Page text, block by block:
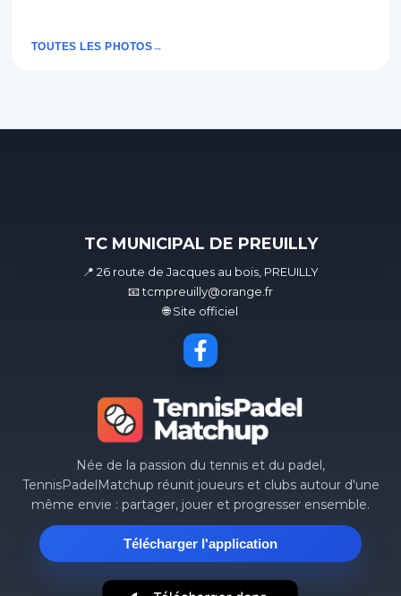
TOUTES LES PHOTOS
TC MUNICIPAL DE PREUILLY
📍 26 route de Jacques au bois, PREUILLY
📧 tcmpreuilly@orange.fr
🌐 Site officiel
Née de la passion du tennis et du padel,
TennisPadelMatchup réunit joueurs et clubs autour d'une
même envie : partager, jouer et progresser ensemble.
Télécharger l'application